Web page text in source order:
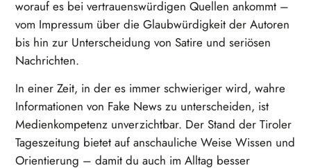
worauf es bei vertrauenswürdigen Quellen ankommt –
vom Impressum über die Glaubwürdigkeit der Autoren
bis hin zur Unterscheidung von Satire und seriösen
Nachrichten.
In einer Zeit, in der es immer schwieriger wird, wahre
Informationen von Fake News zu unterscheiden, ist
Medienkompetenz unverzichtbar. Der Stand der Tiroler
Tageszeitung bietet auf anschauliche Weise Wissen und
Orientierung – damit du auch im Alltag besser